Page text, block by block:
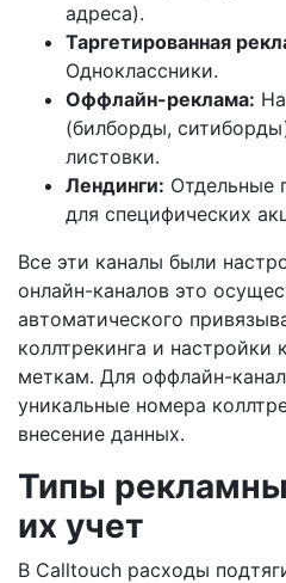
адреса).
Таргетированная
Одноклассники.
Оффлайн-реклама:
(билборды,
листовки.
Лендинги: Отдельные
для специфических
Все эти каналы были
онлайн-каналов это
автоматического
коллтрекинга и настройки
меткам. Для оффлайн-
уникальные номера
внесение данных.
Типы
их учет
В Calltouch расходы